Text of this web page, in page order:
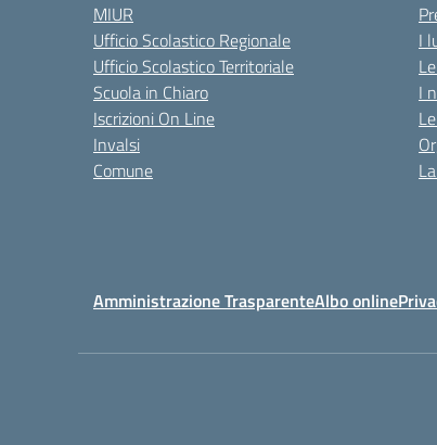
MIUR
Ufficio Scolastico Regionale
Ufficio Scolastico Territoriale
Scuola in Chiaro
Iscrizioni On Line
Invalsi
Comune
I
I
Amministrazione TrasparenteAlbo online